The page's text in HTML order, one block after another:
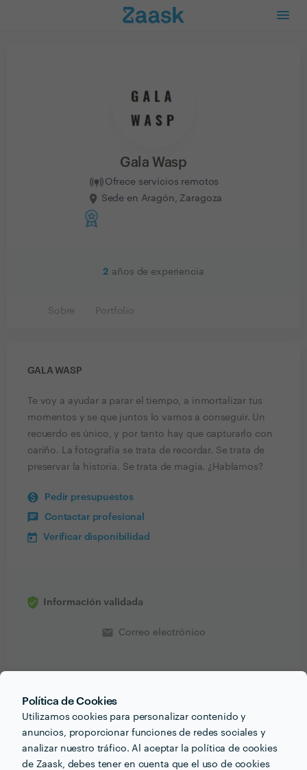
Política de Cookies
Utilizamos cookies para personalizar contenido y
anuncios, proporcionar funciones de redes sociales y
analizar nuestro tráfico. Al aceptar la política de cookies
de Zaask, debes tener en cuenta que el uso de cookies
Gala Wasp
Ofrece servicios remotos
Sede en Aragón, Zaragoza
2 años de experiencia
Sobre Portfolio
GALA WASP
Te voy a ayudar a parar el tiempo, a inmortalizar tus
momentos y se que juntos lo vamos a conseguir. Un
recuerdo es único, y por tanto hay que capturarlo con
cariño. La fotografía se trata de recordar. Se trata de
preservar la historia. Se trata de magia. ¿Hablamos?
Pedir presupuestos
Contactar profesional
Verificar disponibilidad
Información validada
email Correo electrónico
PORTFOLIO